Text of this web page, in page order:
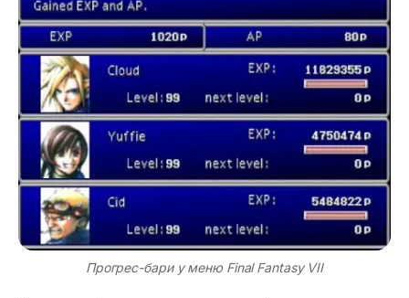
Прогрес-бари у меню Final Fantasy VII